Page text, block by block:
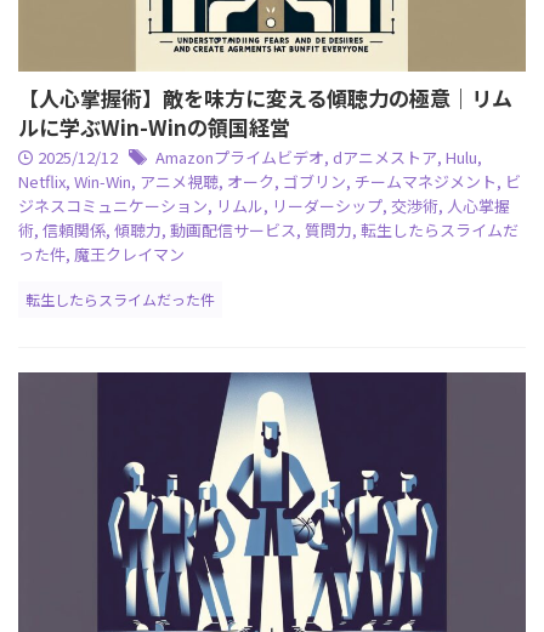
【人心掌握術】敵を味方に変える傾聴力の極意｜リム
ルに学ぶWin-Winの領国経営
2025/12/12 Amazonプライムビデオ, dアニメストア, Hulu,
Netflix, Win-Win, アニメ視聴, オーク, ゴブリン, チームマネジメント, ビ
ジネスコミュニケーション, リムル, リーダーシップ, 交渉術, 人心掌握
術, 信頼関係, 傾聴力, 動画配信サービス, 質問力, 転生したらスライムだ
った件, 魔王クレイマン
転生したらスライムだった件